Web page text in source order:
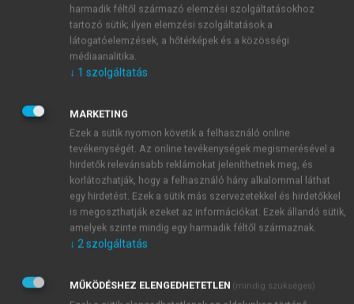
VII.19. ábra.A magyarországi épületek korának eloszlása
a szolgáltatószektorban (Gevorgian et al., 2021)
A felújítások alatt egyrészt számolni kell a
veszélyforrásokkal, például a tűzveszélyes
harmadik féltől származó elemzési szolgáltatásokhoz
tartozó sütik; ilyen elemzési szolgáltatások a
látogatóelemzések, a hőtérképek és a közösségi
médiaanalitika.
↓ 1 szolgáltatás
MARKETING
Ezek a sütik nyomon követik a felhasználó online
tevékenységét. Az online tevékenységek megismerésével a
hirdetők relevánsabb reklámokat jeleníthetnek meg, és
korlátozhatják, hogy a felhasználó hány alkalommal láthat
egy hirdetést. Ezek a sütik más szervezetekkel és hirdetőkkel
is megoszthatják ezeket az információkat. Ezek állandó sütik,
amelyek szinte mindig egy harmadik féltől származnak.
↓ 2 szolgáltatás
MŰKÖDÉSHEZ ELENGEDHETETLEN (mindig szükséges)